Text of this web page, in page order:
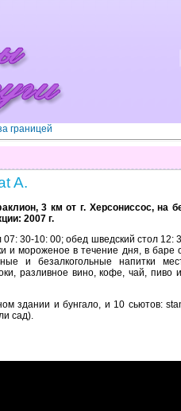
границей
A.
3 км от г. Херсониссос, на
2007 г.
30-10: 00; обед шведский стол 12:
и мороженое в течение дня, в баре
и безалкогольные напитки
разливное вино, кофе, чай, пиво
здании и бунгало, и 10 сьютов:
сад).